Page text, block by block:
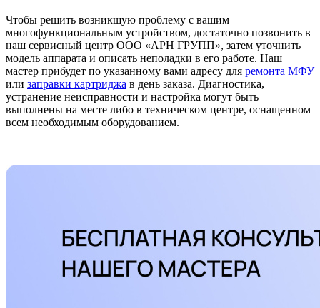
Чтобы решить возникшую проблему с вашим
многофункциональным устройством, достаточно позвонить в
наш сервисный центр ООО «АРН ГРУПП», затем уточнить
модель аппарата и описать неполадки в его работе. Наш
мастер прибудет по указанному вами адресу для ремонта МФУ
или заправки картриджа в день заказа. Диагностика,
устранение неисправности и настройка могут быть
выполнены на месте либо в техническом центре, оснащенном
всем необходимым оборудованием.